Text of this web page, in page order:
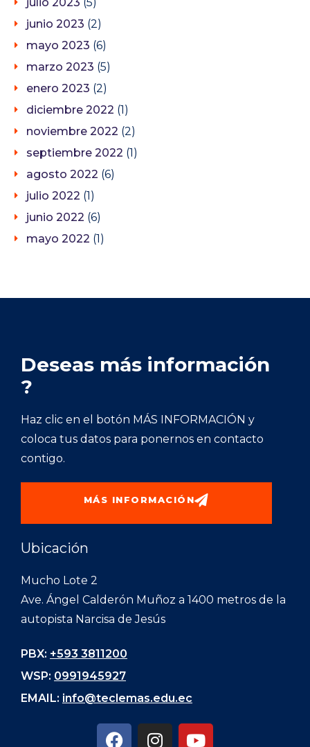
junio 2023 (2)
mayo 2023 (6)
marzo 2023 (5)
enero 2023 (2)
diciembre 2022 (1)
noviembre 2022 (2)
septiembre 2022 (1)
agosto 2022 (6)
julio 2022 (1)
junio 2022 (6)
mayo 2022 (1)
Deseas más información
?
Haz clic en el botón MÁS INFORMACIÓN y
coloca tus datos para ponernos en contacto
contigo.
MÁS INFORMACIÓN
Ubicación
Mucho Lote 2
Ave. Ángel Calderón Muñoz a 1400 metros de la
autopista Narcisa de Jesús
PBX: +593 3811200
WSP: 0991945927
EMAIL: info@teclemas.edu.ec